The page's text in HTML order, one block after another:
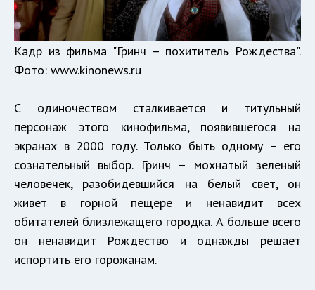
Кадр из фильма "Гринч – похититель Рождества".
Фото: www.kinonews.ru
С одиночеством сталкивается и титульный
персонаж этого кинофильма, появившегося на
экранах в 2000 году. Только быть одному – его
сознательный выбор. Гринч – мохнатый зеленый
человечек, разобидевшийся на белый свет, он
живет в горной пещере и ненавидит всех
обитателей близлежащего городка. А больше всего
он ненавидит Рождество и однажды решает
испортить его горожанам.